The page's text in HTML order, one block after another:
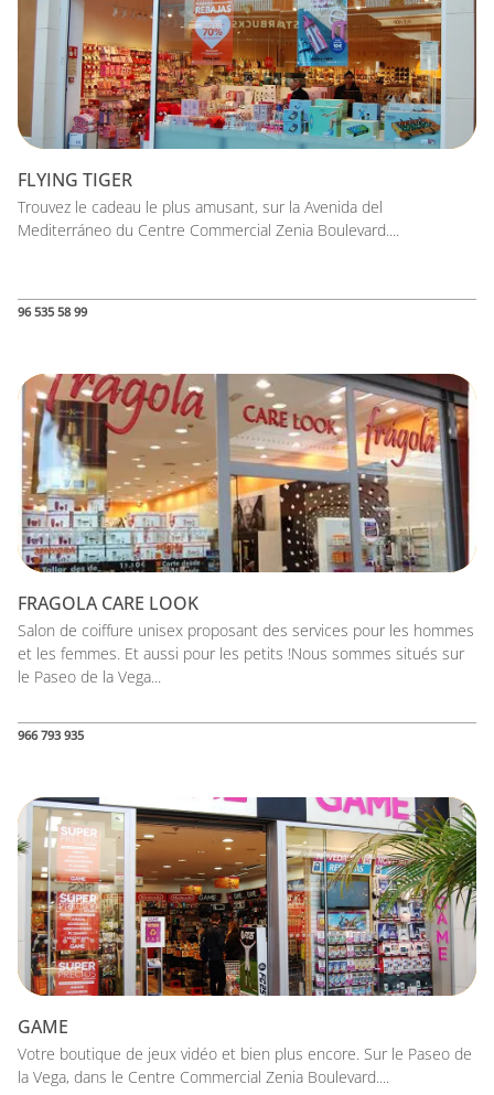
FLYING TIGER
Trouvez le cadeau le plus amusant, sur la Avenida del
Mediterráneo du Centre Commercial Zenia Boulevard....
96 535 58 99
FRAGOLA CARE LOOK
Salon de coiffure unisex proposant des services pour les hommes
et les femmes. Et aussi pour les petits !Nous sommes situés sur
le Paseo de la Vega...
966 793 935
GAME
Votre boutique de jeux vidéo et bien plus encore. Sur le Paseo de
la Vega, dans le Centre Commercial Zenia Boulevard....